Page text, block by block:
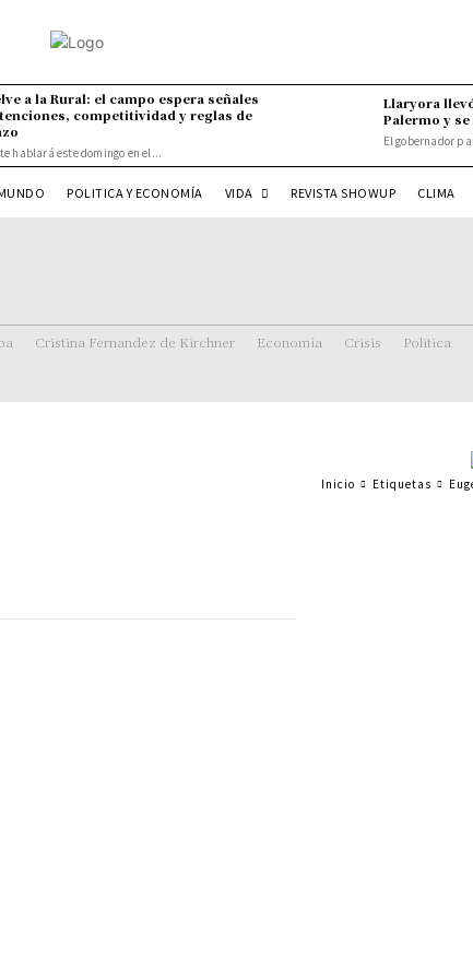
a la Rural: el campo espera señales
competitividad y reglas de
hablará este domingo en el...
Llaryora
Palermo y
El gobernador
POLITICA Y ECONOMÍA VIDA REVISTA SHOWUP CLIMA
Cristina Fernandez de Kirchner Economía Crisis Politica
Inicio Etiquetas